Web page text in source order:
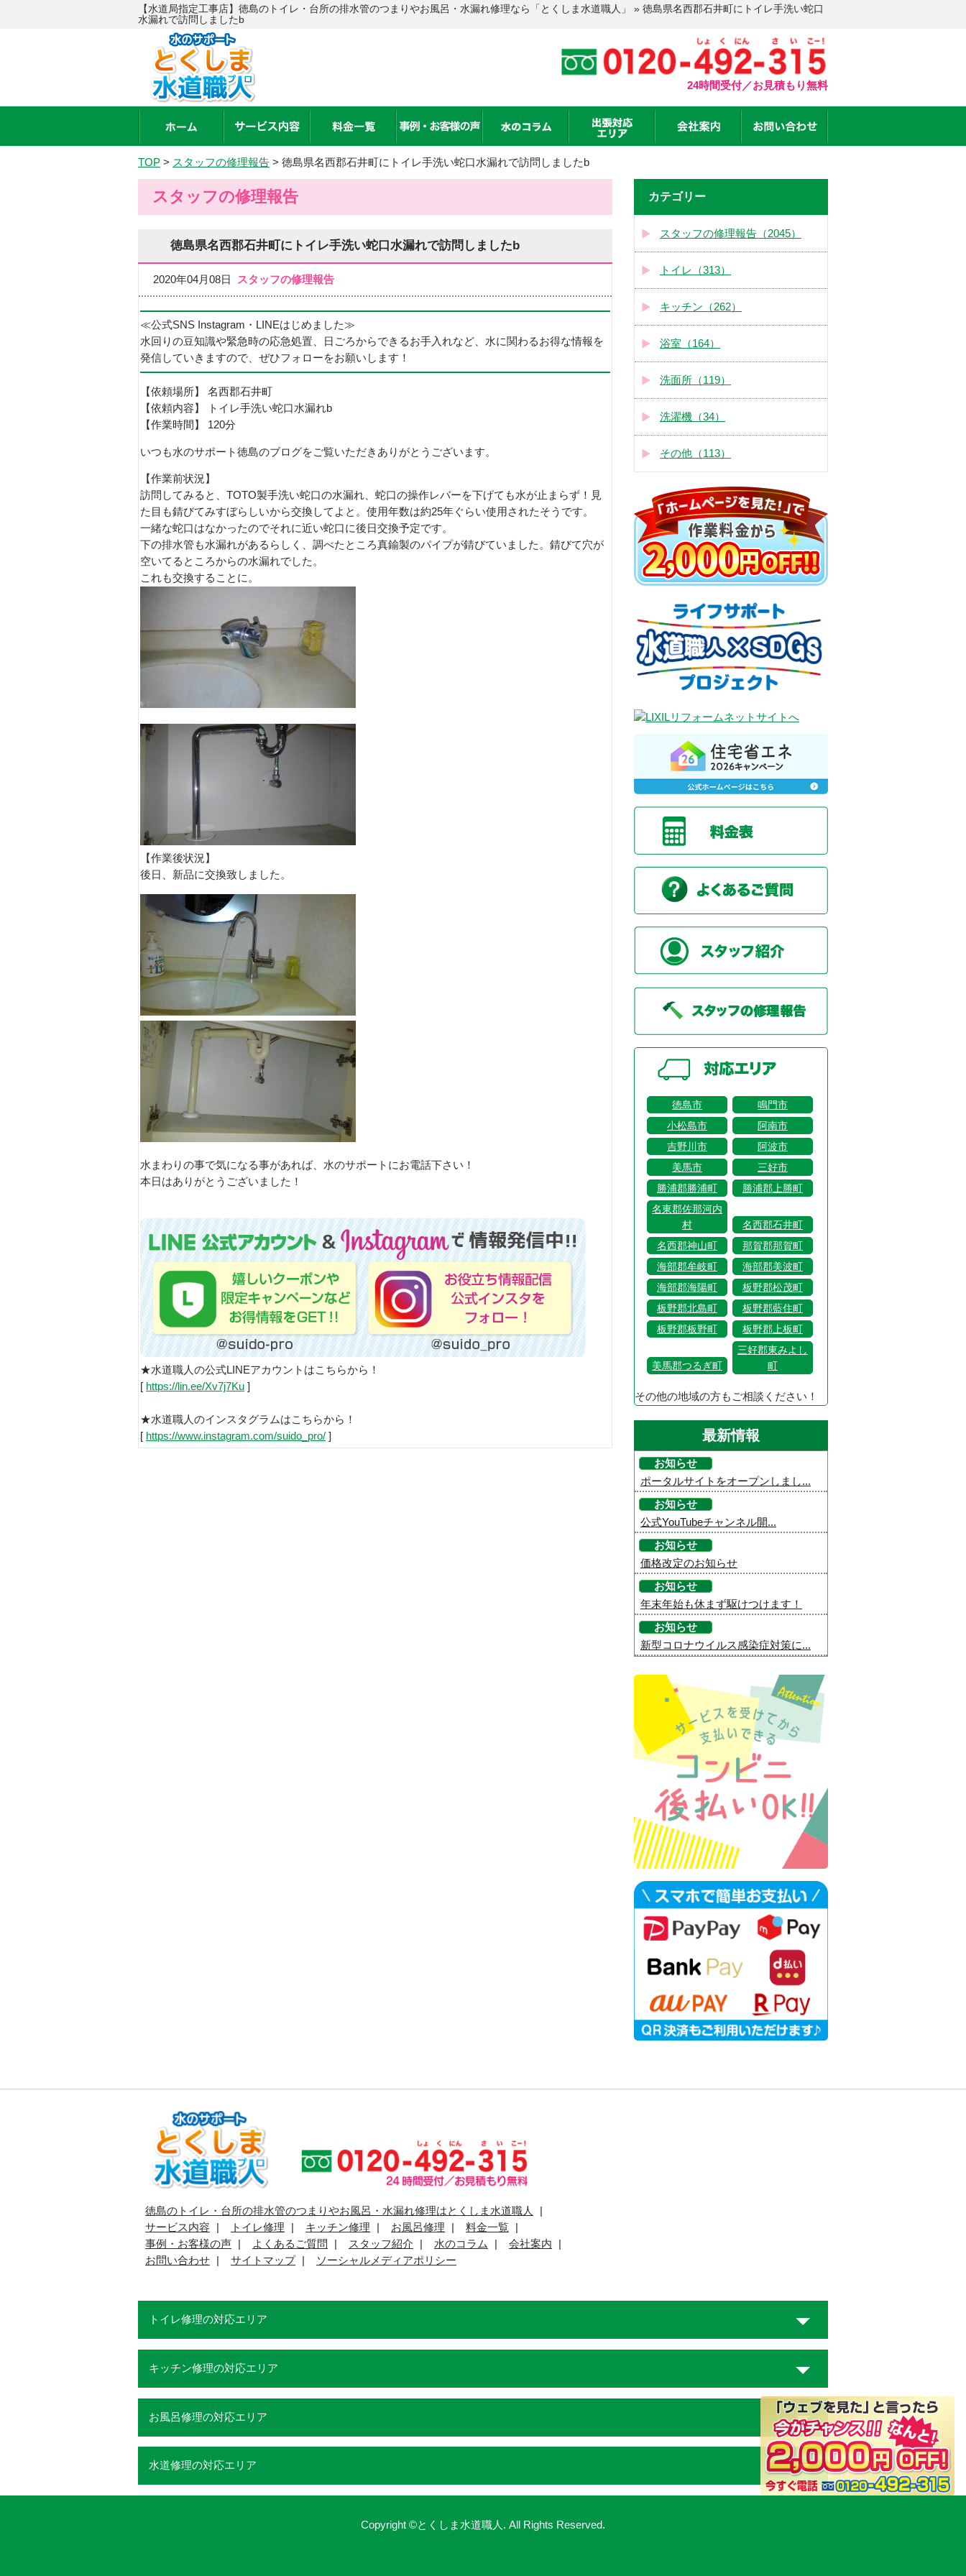
【水道局指定工事店】徳島のトイレ・台所の排水管のつまりやお風呂・水漏れ修理なら「とくしま水道職人」 » 徳島県名西郡石井町にトイレ手洗い蛇口
水漏れで訪問しましたb
24時間受付／お見積もり無料
TOP > スタッフの修理報告 > 徳島県名西郡石井町にトイレ手洗い蛇口水漏れで訪問しましたb
スタッフの修理報告
徳島県名西郡石井町にトイレ手洗い蛇口水漏れで訪問しましたb
2020年04月08日 スタッフの修理報告
≪公式SNS Instagram・LINEはじめました≫
水回りの豆知識や緊急時の応急処置、日ごろからできるお手入れなど、水に関わるお得な情報を
発信していきますので、ぜひフォローをお願いします！
【依頼場所】 名西郡石井町
【依頼内容】 トイレ手洗い蛇口水漏れb
【作業時間】 120分
いつも水のサポート徳島のブログをご覧いただきありがとうございます。
【作業前状況】
訪問してみると、TOTO製手洗い蛇口の水漏れ、蛇口の操作レバーを下げても水が止まらず！見
た目も錆びてみすぼらしいから交換してよと。使用年数は約25年ぐらい使用されたそうです。
一緒な蛇口はなかったのでそれに近い蛇口に後日交換予定です。
下の排水管も水漏れがあるらしく、調べたところ真鍮製のパイプが錆びていました。錆びて穴が
空いてるところからの水漏れでした。
これも交換することに。
【作業後状況】
後日、新品に交換致しました。
水まわりの事で気になる事があれば、水のサポートにお電話下さい！
本日はありがとうございました！
★水道職人の公式LINEアカウントはこちらから！
[ https://lin.ee/Xv7j7Ku ]
★水道職人のインスタグラムはこちらから！
[ https://www.instagram.com/suido_pro/ ]
カテゴリー
スタッフの修理報告（2045）
トイレ（313）
キッチン（262）
浴室（164）
洗面所（119）
洗濯機（34）
その他（113）
徳島市
鳴門市
小松島市
阿南市
吉野川市
阿波市
美馬市
三好市
勝浦郡勝浦町
勝浦郡上勝町
名東郡佐那河内
村
名西郡石井町
名西郡神山町
那賀郡那賀町
海部郡牟岐町
海部郡美波町
海部郡海陽町
板野郡松茂町
板野郡北島町
板野郡藍住町
板野郡板野町
板野郡上板町
美馬郡つるぎ町
三好郡東みよし
町
その他の地域の方もご相談ください！
最新情報
お知らせ
ポータルサイトをオープンしまし...
お知らせ
公式YouTubeチャンネル開...
お知らせ
価格改定のお知らせ
お知らせ
年末年始も休まず駆けつけます！
お知らせ
新型コロナウイルス感染症対策に...
徳島のトイレ・台所の排水管のつまりやお風呂・水漏れ修理はとくしま水道職人
サービス内容
トイレ修理 キッチン修理 お風呂修理
料金一覧
事例・お客様の声
よくあるご質問 スタッフ紹介 水のコラム
会社案内
お問い合わせ
サイトマップ ソーシャルメディアポリシー
トイレ修理の対応エリア
キッチン修理の対応エリア
お風呂修理の対応エリア
水道修理の対応エリア
Copyright ©とくしま水道職人. All Rights Reserved.